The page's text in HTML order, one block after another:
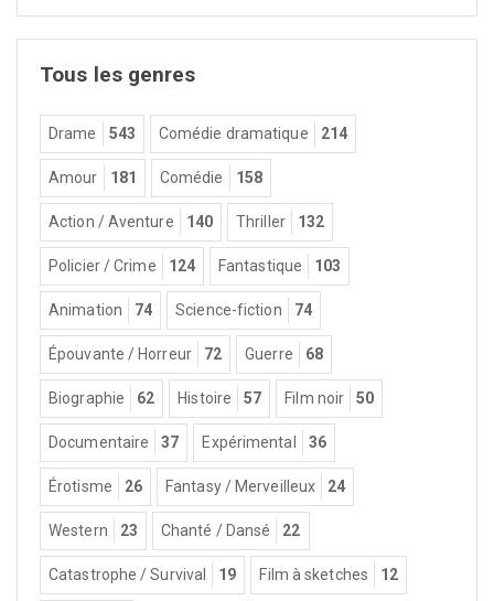
Tous les genres
Drame 543 Comédie dramatique 214
Amour 181 Comédie 158
Action / Aventure 140 Thriller 132
Policier / Crime 124 Fantastique 103
Animation 74 Science-fiction 74
Épouvante / Horreur 72 Guerre 68
Biographie 62 Histoire 57 Film noir 50
Documentaire 37 Expérimental 36
Érotisme 26 Fantasy / Merveilleux 24
Western 23 Chanté / Dansé 22
Catastrophe / Survival 19 Film à sketches 12